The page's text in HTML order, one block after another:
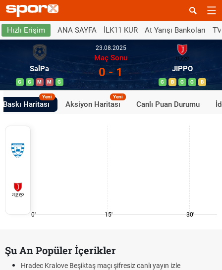
Hızlı Erişim ANA SAYFA İLK11 KUR At Yarışı Bankoları
SalPa
G G M M G
23.08.2025
Maç Sonu
0 - 1 JIPPO
G B G G B
Baskı Haritası
Yeni
Aksiyon Haritası
Yeni
Canlı Puan Durumu
0' 15' 30'
Şu An Popüler İçerikler
Hradec Kralove Beşiktaş maçı şifresiz canlı yayın izle